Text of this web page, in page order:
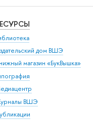
дом ВШЭ
магазин «БукВышка»
ВШЭ